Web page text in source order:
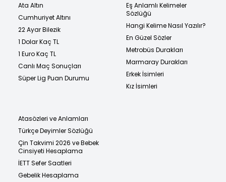
Ata Altın
Cumhuriyet Altını
22 Ayar Bilezik
1 Dolar Kaç TL
1 Euro Kaç TL
Canlı Maç Sonuçları
Süper Lig Puan Durumu
Eş Anlamlı Kelimeler
Sözlüğü
Hangi Kelime Nasıl Yazılır?
En Güzel Sözler
Metrobüs Durakları
Marmaray Durakları
Erkek İsimleri
Kız İsimleri
Atasözleri ve Anlamları
Türkçe Deyimler Sözlüğü
Çin Takvimi 2026 ve Bebek
Cinsiyeti Hesaplama
İETT Sefer Saatleri
Gebelik Hesaplama